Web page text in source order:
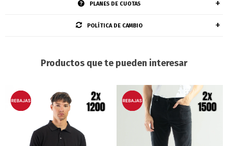
PLANES DE CUOTAS
POLÍTICA DE CAMBIO
Productos que te pueden interesar